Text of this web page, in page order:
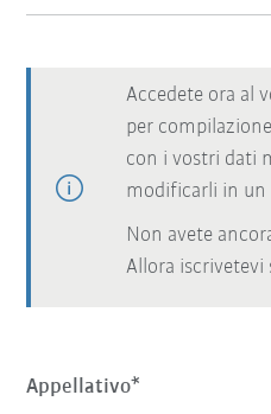
Accedete ora al
per
con i vostri dati
modificarli in un
Non avete
Allora iscrivetevi
Appellativo